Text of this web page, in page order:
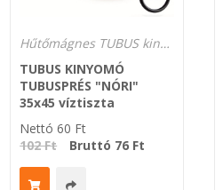
Hűtőmágnes TUBUS kinyomó fotóval szerelhető 35 x 45 képméretben
TUBUS KINYOMÓ
TUBUSPRÉS "NÓRI"
35x45 víztiszta
Nettó60 Ft
102 Ft
Bruttó 76 Ft